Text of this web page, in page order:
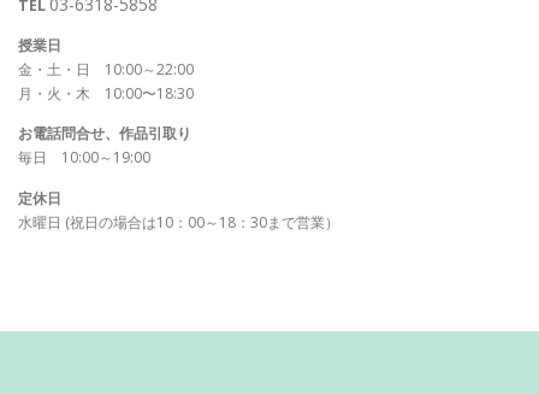
TEL
授業日
金・土・日 10:00～22:00
月・火・木 10:00〜18:30
お電話問合せ、作品引取り
毎日 10:00～19:00
定休日
水曜日 (祝日の場合は10：00～18：30まで営業）